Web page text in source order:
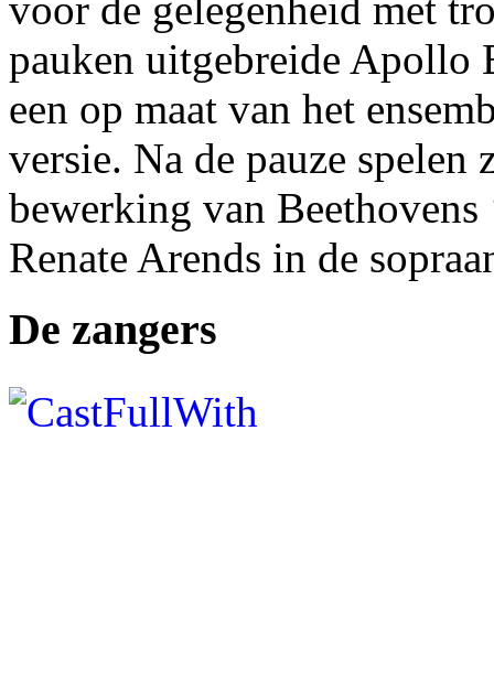
pauken uitgebreide Apollo
een op maat van het
versie. Na de pauze spelen
bewerking van Beethovens
Renate Arends in de
De zangers